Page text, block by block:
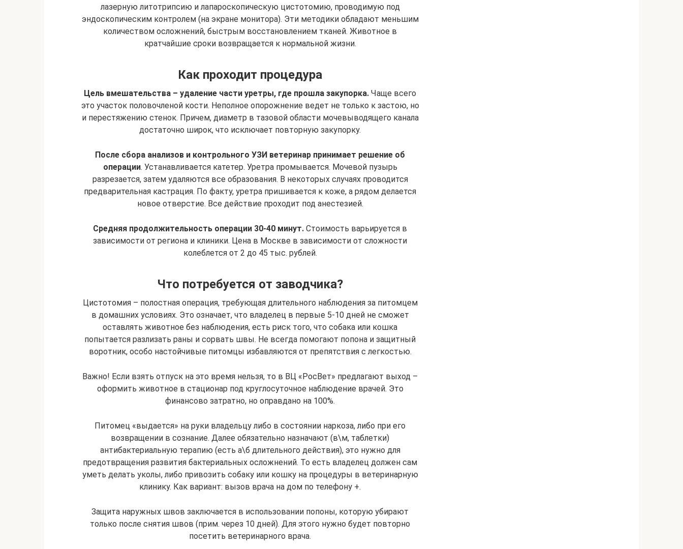
лазерную литотрипсию и лапароскопическую цистотомию, проводимую под
эндоскопическим контролем (на экране монитора). Эти методики обладают меньшим
количеством осложнений, быстрым восстановлением тканей. Животное в
кратчайшие сроки возвращается к нормальной жизни.
Как проходит процедура
Цель вмешательства – удаление части уретры, где прошла закупорка. Чаще всего
это участок половочленой кости. Неполное опорожнение ведет не только к застою, но
и перестяжению стенок. Причем, диаметр в тазовой области мочевыводящего канала
достаточно широк, что исключает повторную закупорку.
После сбора анализов и контрольного УЗИ ветеринар принимает решение об
операции. Устанавливается катетер. Уретра промывается. Мочевой пузырь
разрезается, затем удаляются все образования. В некоторых случаях проводится
предварительная кастрация. По факту, уретра пришивается к коже, а рядом делается
новое отверстие. Все действие проходит под анестезией.
Средняя продолжительность операции 30-40 минут. Стоимость варьируется в
зависимости от региона и клиники. Цена в Москве в зависимости от сложности
колеблется от 2 до 45 тыс. рублей.
Что потребуется от заводчика?
Цистотомия – полостная операция, требующая длительного наблюдения за питомцем
в домашних условиях. Это означает, что владелец в первые 5-10 дней не сможет
оставлять животное без наблюдения, есть риск того, что собака или кошка
попытается разлизать раны и сорвать швы. Не всегда помогают попона и защитный
воротник, особо настойчивые питомцы избавляются от препятствия с легкостью.
Важно! Если взять отпуск на это время нельзя, то в ВЦ «РосВет» предлагают выход –
оформить животное в стационар под круглосуточное наблюдение врачей. Это
финансово затратно, но оправдано на 100%.
Питомец «выдается» на руки владельцу либо в состоянии наркоза, либо при его
возвращении в сознание. Далее обязательно назначают (в\м, таблетки)
антибактериальную терапию (есть а\б длительного действия), это нужно для
предотвращения развития бактериальных осложнений. То есть владелец должен сам
уметь делать уколы, либо привозить собаку или кошку на процедуры в ветеринарную
клинику. Как вариант: вызов врача на дом по телефону +.
Защита наружных швов заключается в использовании попоны, которую убирают
только после снятия швов (прим. через 10 дней). Для этого нужно будет повторно
посетить ветеринарного врача.